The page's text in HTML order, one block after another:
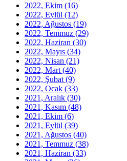
2022, Ekim (16)
2022, Eylül (12)
2022, Ağustos (19)
2022, Temmuz (29)
2022, Haziran (30)
2022, Mayıs (34)
2022, Nisan (21)
2022, Mart (40)
2022, Şubat (9)
2022, Ocak (33)
2021, Aralık (30)
2021, Kasım (48)
2021, Ekim (6)
2021, Eylül (39)
2021, Ağustos (40)
2021, Temmuz (38)
2021, Haziran (33)